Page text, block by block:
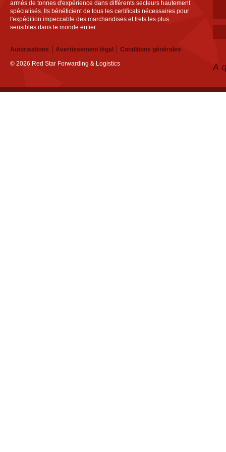
armés de tonnes d'expérience dans différents secteurs hautement
spécialisés. Ils bénéficient de tous les certificats nécessaires pour
l'expédition impeccable des marchandises et frets les plus
sensibles dans le monde entier.
Autorisations Avertissement légal
Conditions générales
© 2026 Red Star Forwarding & Logistics
A